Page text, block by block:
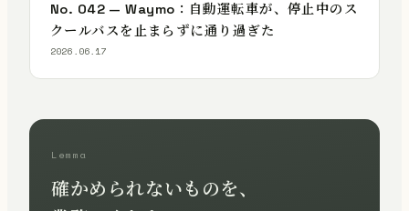
No. 042 — Waymo：自動運転車が、停止中のス
クールバスを止まらずに通り過ぎた
2026.06.17
Lemma
確かめられないものを、